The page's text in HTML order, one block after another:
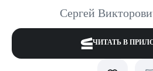
Сергей
ЧИТАТЬ В